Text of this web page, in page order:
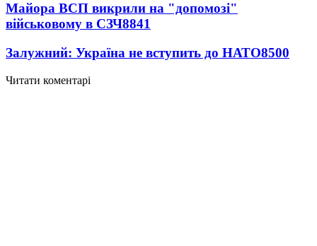
Майора ВСП викрили на "допомозі"
військовому в СЗЧ8841
Залужний: Україна не вступить до НАТО8500
Читати коментарі